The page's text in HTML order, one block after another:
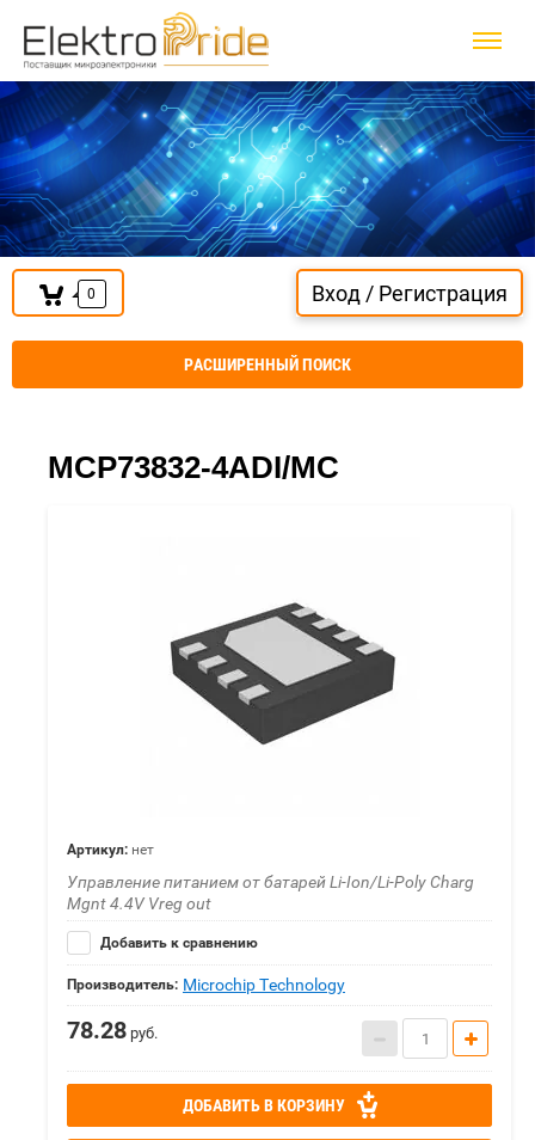
0 Вход / Регистрация
РАСШИРЕННЫЙ ПОИСК
MCP73832-4ADI/MC
Артикул: нет
Управление питанием от батарей Li-Ion/Li-Poly Charg
Mgnt 4.4V Vreg out
Добавить к сравнению
Производитель: Microchip Technology
78.28 руб.
ДОБАВИТЬ В КОРЗИНУ